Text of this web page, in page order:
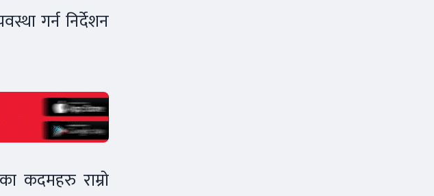
गर्न निर्देशन
कदमहरु राम्रो